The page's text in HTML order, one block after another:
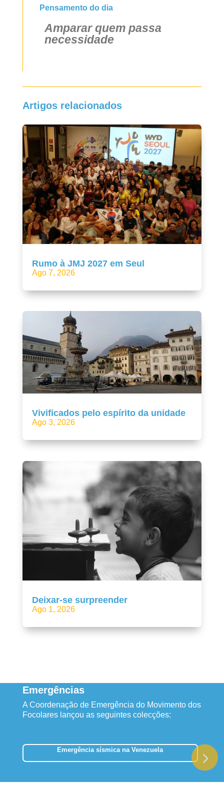
Pensamento do dia
Amparar quem passa
necessidade
Artigos relacionados
Rumo à JMJ 2027 em Seul
Ago 7, 2026
Vivificados pelo espírito da unidade
Ago 3, 2026
Deixar-se surpreender
Ago 1, 2026
Emergências
A Coordenação de Emergência do Movimento dos
Focolares lançou as seguintes colecções:
Emergência sísmica na Venezuela